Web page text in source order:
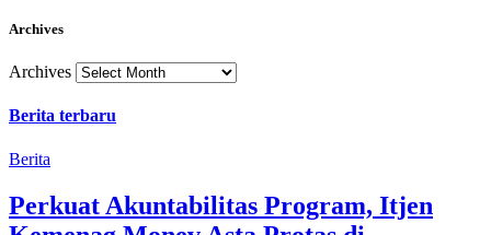
Archives
Archives
Berita terbaru
Berita
Perkuat Akuntabilitas Program, Itjen